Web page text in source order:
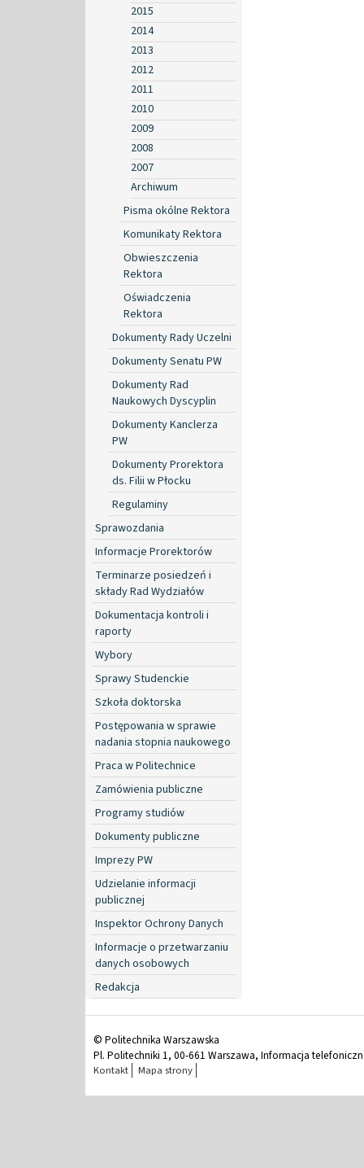
2015
2014
2013
2012
2011
2010
2009
2008
2007
Archiwum
Pisma okólne Rektora
Komunikaty Rektora
Obwieszczenia
Rektora
Oświadczenia
Rektora
Dokumenty Rady Uczelni
Dokumenty Senatu PW
Dokumenty Rad
Naukowych Dyscyplin
Dokumenty Kanclerza
PW
Dokumenty Prorektora
ds. Filii w Płocku
Regulaminy
Sprawozdania
Informacje Prorektorów
Terminarze posiedzeń i
składy Rad Wydziałów
Dokumentacja kontroli i
raporty
Wybory
Sprawy Studenckie
Szkoła doktorska
Postępowania w sprawie
nadania stopnia naukowego
Praca w Politechnice
Zamówienia publiczne
Programy studiów
Dokumenty publiczne
Imprezy PW
Udzielanie informacji
publicznej
Inspektor Ochrony Danych
Informacje o przetwarzaniu
danych osobowych
Redakcja
© Politechnika Warszawska
Pl. Politechniki 1, 00-661 Warszawa, Informacja
Kontakt Mapa strony